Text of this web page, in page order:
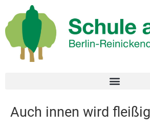
Auch innen wird